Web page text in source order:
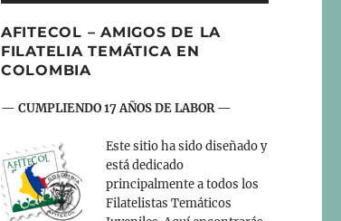
AFITECOL – AMIGOS DE LA
FILATELIA TEMÁTICA EN
COLOMBIA
— CUMPLIENDO 17 AÑOS DE LABOR —
Este sitio ha sido diseñado y
está dedicado
principalmente a todos los
Filatelistas Temáticos